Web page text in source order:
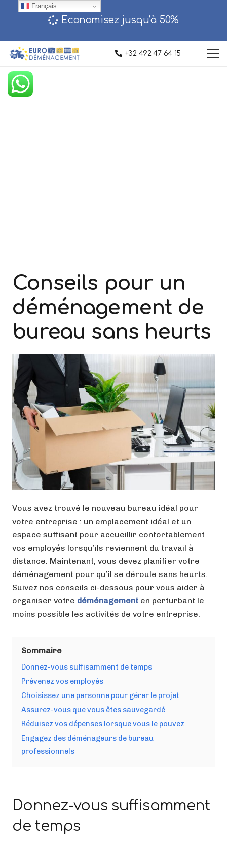
Economisez jusqu’à 50%‎
+32 492 47 64 15
Conseils pour un
déménagement de
bureau sans heurts
Vous avez trouvé le nouveau bureau idéal pour
votre entreprise : un emplacement idéal et un
espace suffisant pour accueillir confortablement
vos employés lorsqu’ils reviennent du travail à
distance. Maintenant, vous devez planifier votre
déménagement pour qu’il se déroule sans heurts.
Suivez nos conseils ci-dessous pour vous aider à
organiser votre déménagement en perturbant le
moins possible les activités de votre entreprise.
Sommaire
Donnez-vous suffisamment de temps
Prévenez vos employés
Choisissez une personne pour gérer le projet
Assurez-vous que vous êtes sauvegardé
Réduisez vos dépenses lorsque vous le pouvez
Engagez des déménageurs de bureau
professionnels
Donnez-vous suffisamment
de temps
Français